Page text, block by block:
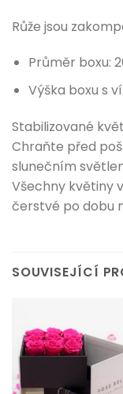
Růže jsou
Průměr boxu:
Výška boxu s
Stabilizované
Chraňte před
slunečním
Všechny květiny
čerstvé po dobu
SOUVISEJÍCÍ